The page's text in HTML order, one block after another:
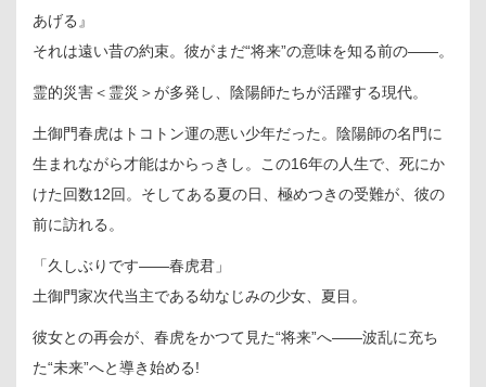
あげる』
それは遠い昔の約束。彼がまだ“将来”の意味を知る前の――。
霊的災害＜霊災＞が多発し、陰陽師たちが活躍する現代。
土御門春虎はトコトン運の悪い少年だった。陰陽師の名門に
生まれながら才能はからっきし。この16年の人生で、死にか
けた回数12回。そしてある夏の日、極めつきの受難が、彼の
前に訪れる。
「久しぶりです――春虎君」
土御門家次代当主である幼なじみの少女、夏目。
彼女との再会が、春虎をかつて見た“将来”へ――波乱に充ち
た“未来”へと導き始める!